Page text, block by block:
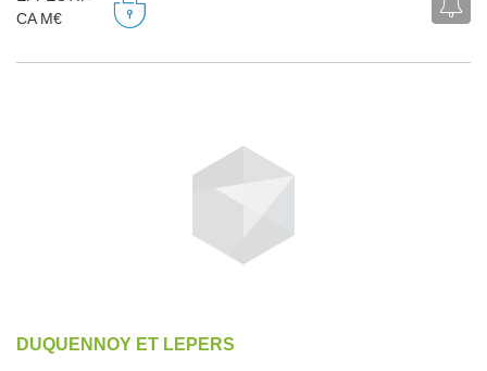
CA M€
DUQUENNOY ET LEPERS